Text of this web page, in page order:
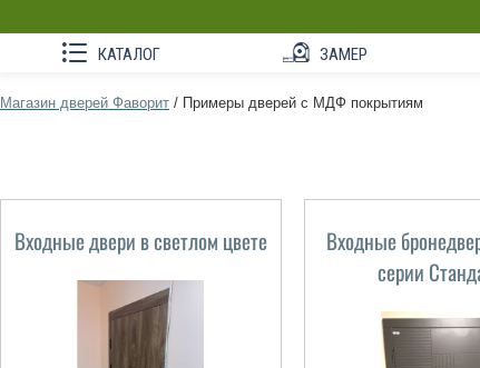
КАТАЛОГ ЗАМЕР
Магазин дверей Фаворит / Примеры дверей с МДФ покрытиям
Входные двери в светлом цвете
Входные
серии